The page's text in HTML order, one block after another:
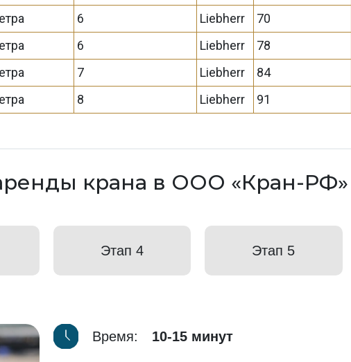
6 Liebherr 70
6 Liebherr 78
7 Liebherr 84
8 Liebherr 91
крана в ООО «Кран-РФ»
Этап 4 Этап 5
Время: 10-15 минут